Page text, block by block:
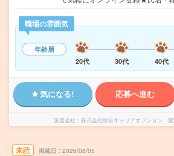
職場の雰囲気
年齢層
20代
30代 40代
気になる! 応募へ進む
派遣会社 株式会社綜合キャリアオプション 製
未読 掲載日 2026/08/05